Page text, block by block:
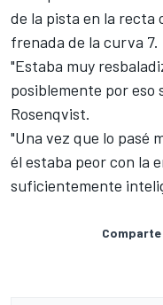
de la pista en la recta
frenada de la curva 7.
"Estaba muy
posiblemente por eso
Rosenqvist.
"Una vez que lo pasé
él estaba peor con la
suficientemente